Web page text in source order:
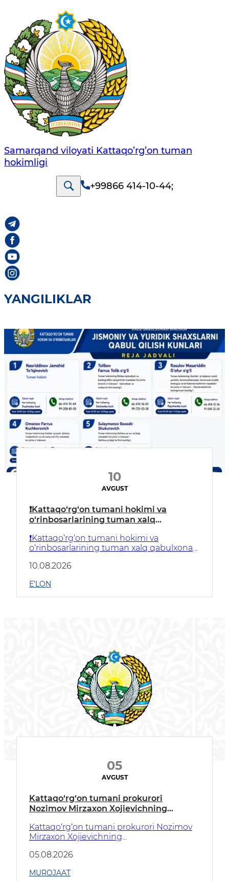
Samarqand viloyati Kattaqo’rg’on tuman
hokimligi
+99866 414-10-44;
YANGILIKLAR
10
AVGUST
❗️Kattaqo‘rg‘on tumani hokimi va
o‘rinbosarlarining tuman xalq
yuridik shaxslarni qabul qilish kunlari
jadvali
❗️Kattaqo‘rg‘on tumani hokimi va
o‘rinbosarlarining tuman xalq qabulxonasi
qabul qilish kunlari jadvali
10.08.2026
E’LON
05
AVGUST
Kattaqo‘rg‘on tumani prokurori
Nozimov Mirzaxon Xojievichning
profilaktikasi va jinoyatchilikning oldini
olish bo‘yicha tumanimiz aholisiga
yo‘llagan ​MUROJAATI
Kattaqo‘rg‘on tumani prokurori Nozimov
Mirzaxon Xojievichning
profilaktikasi va jinoyatchilikning oldini
yo‘llagan ​MUROJAATI
05.08.2026
MUROJAAT